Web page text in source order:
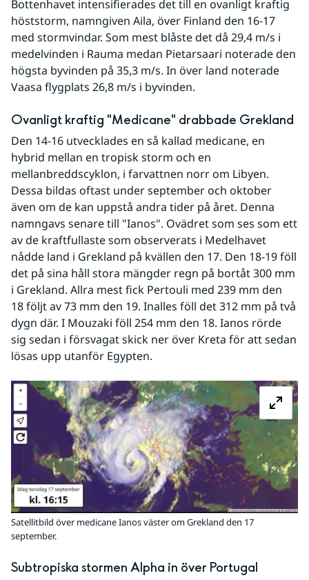
Bottenhavet intensifierades det till en ovanligt kraftig
höststorm, namngiven Aila, över Finland den 16-17
med stormvindar. Som mest blåste det då 29,4 m/s i
medelvinden i Rauma medan Pietarsaari noterade den
högsta byvinden på 35,3 m/s. In över land noterade
Vaasa flygplats 26,8 m/s i byvinden.
Ovanligt kraftig "Medicane" drabbade Grekland
Den 14-16 utvecklades en så kallad medicane, en
hybrid mellan en tropisk storm och en
mellanbreddscyklon, i farvattnen norr om Libyen.
Dessa bildas oftast under september och oktober
även om de kan uppstå andra tider på året. Denna
namngavs senare till "Ianos". Ovädret som ses som ett
av de kraftfullaste som observerats i Medelhavet
nådde land i Grekland på kvällen den 17. Den 18-19 föll
det på sina håll stora mängder regn på bortåt 300 mm
i Grekland. Allra mest fick Pertouli med 239 mm den
18 följt av 73 mm den 19. Inalles föll det 312 mm på två
dygn där. I Mouzaki föll 254 mm den 18. Ianos rörde
sig sedan i försvagat skick ner över Kreta för att sedan
lösas upp utanför Egypten.
Satellitbild över medicane Ianos väster om Grekland den 17
september.
Subtropiska stormen Alpha in över Portugal